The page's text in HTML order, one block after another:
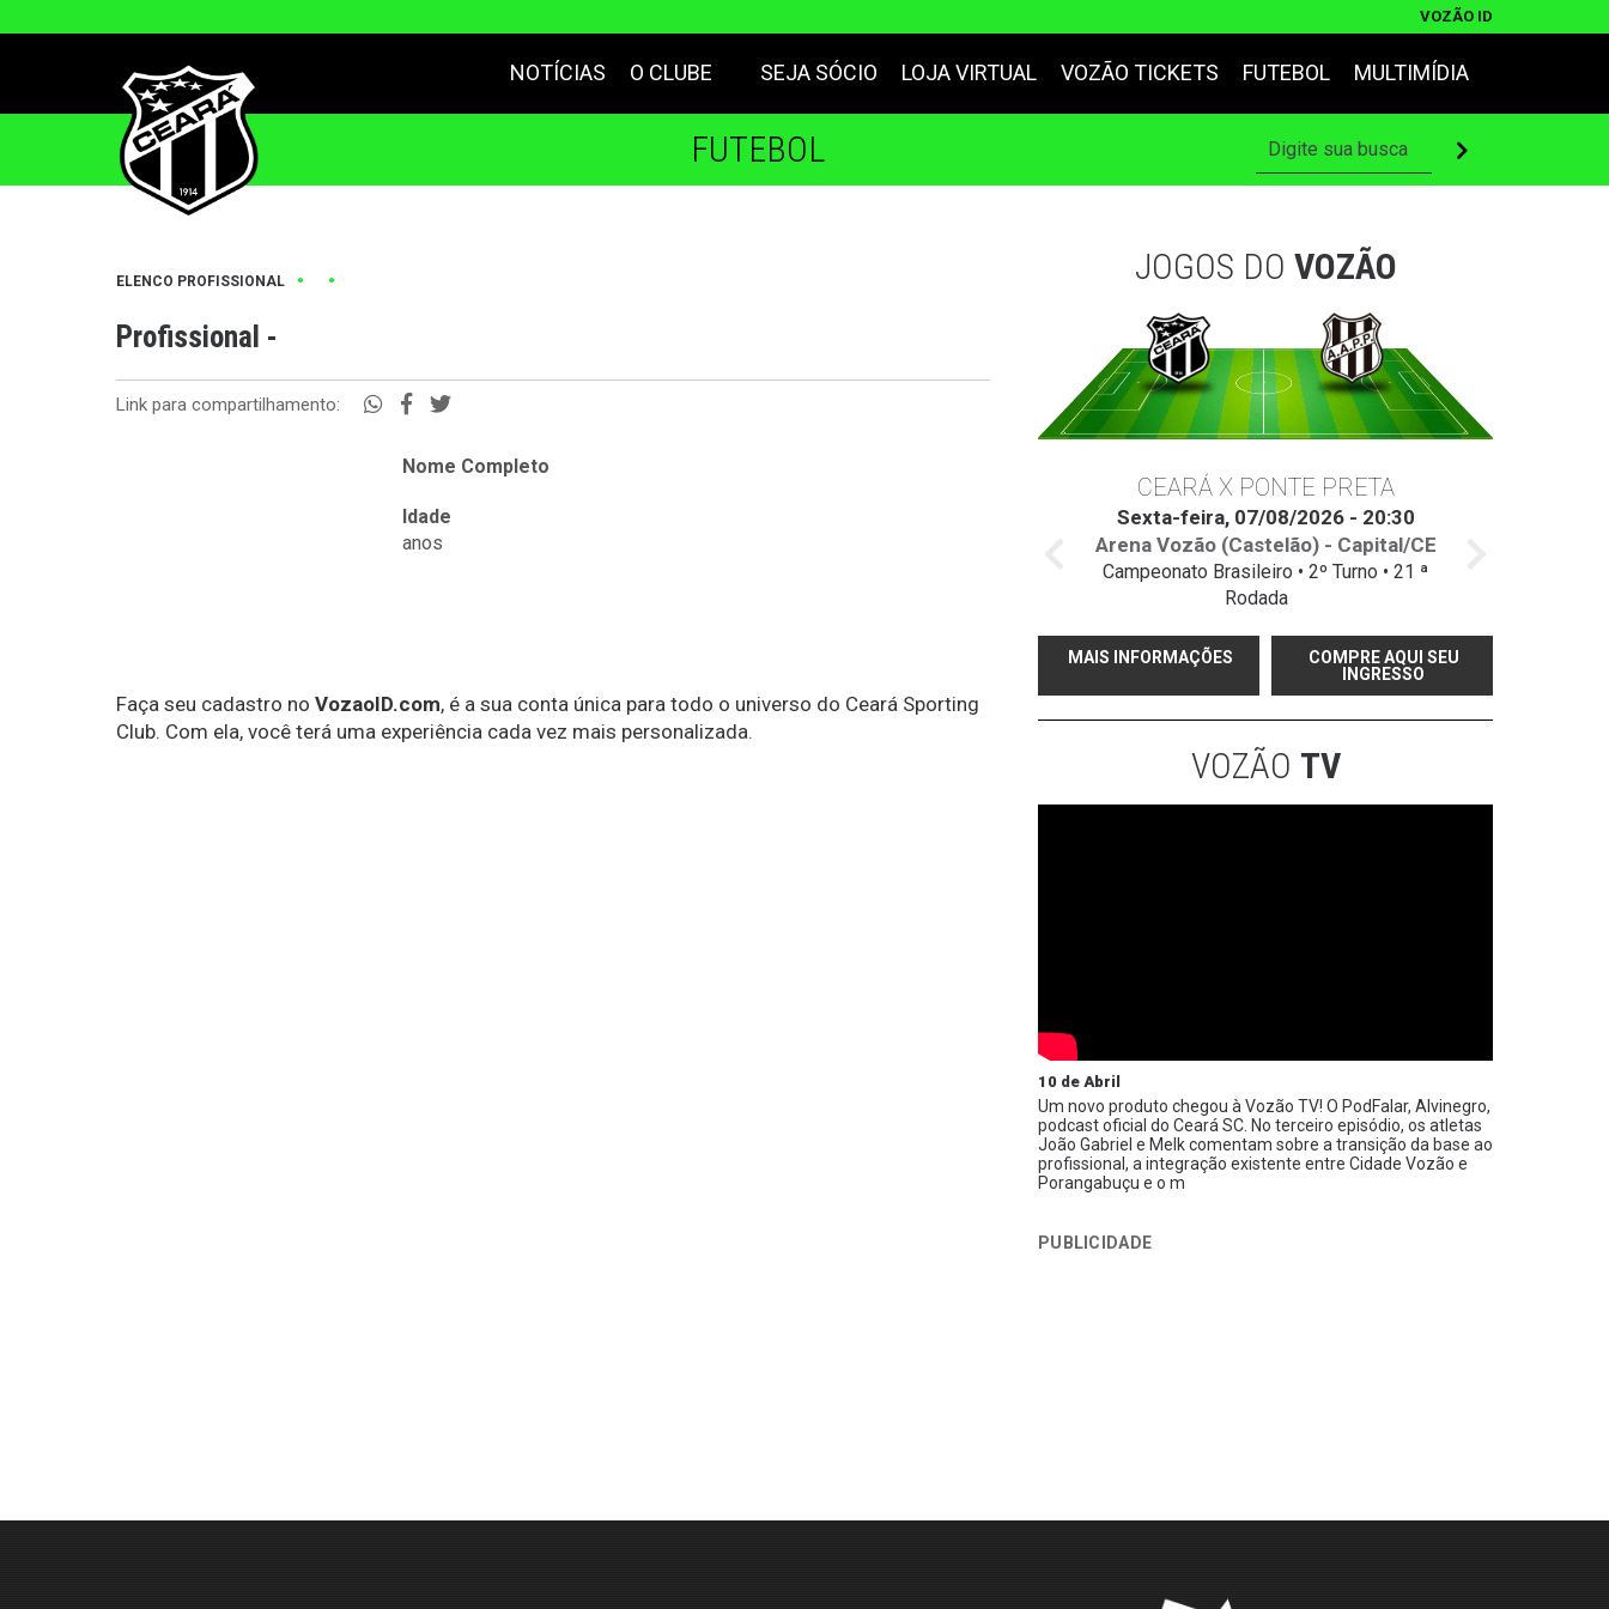
VOZÃO ID
NOTÍCIAS O CLUBE SEJA SÓCIO LOJA VIRTUAL VOZÃO TICKETS FUTEBOL MULTIMÍDIA
FUTEBOL
ELENCO PROFISSIONAL • •
Profissional -
Link para compartilhamento:
Nome Completo
Idade
anos
Faça seu cadastro no VozaoID.com, é a sua conta única para todo o universo do Ceará Sporting
Club. Com ela, você terá uma experiência cada vez mais personalizada.
JOGOS DO VOZÃO
CEARÁ X PONTE PRETA
Sexta-feira, 07/08/2026 - 20:30
Arena Vozão (Castelão) - Capital/CE
Campeonato Brasileiro • 2º Turno • 21 ª
Rodada
MAIS INFORMAÇÕES
COMPRE AQUI SEU
INGRESSO
VOZÃO TV
10 de Abril
Um novo produto chegou à Vozão TV! O PodFalar, Alvinegro,
podcast oficial do Ceará SC. No terceiro episódio, os atletas
João Gabriel e Melk comentam sobre a transição da base ao
profissional, a integração existente entre Cidade Vozão e
Porangabuçu e o m
PUBLICIDADE